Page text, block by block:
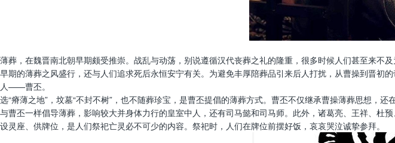
薄葬，在魏晋南北朝早期颇受推崇。战乱与动荡，别说遵循汉代丧葬之礼的隆重，很多时候人们甚至来不
早期的薄葬之风盛行，还与人们追求死后永恒安宁有关。为避免丰厚陪葬品引来后人打扰，从曹操到晋
人——曹丕。
选“瘠薄之地”，坟墓“不封不树”，也不随葬珍宝，是曹丕提倡的薄葬方式。曹丕不仅继承曹操薄葬思想，
与曹丕一样倡导薄葬，影响较大并身体力行的皇室中人，还有司马懿和司马师。此外，诸葛亮、王祥、杜
设灵座、供牌位，是人们祭祀亡灵必不可少的内容。祭祀时，人们在牌位前摆好饭，哀哀哭泣诚挚参拜。